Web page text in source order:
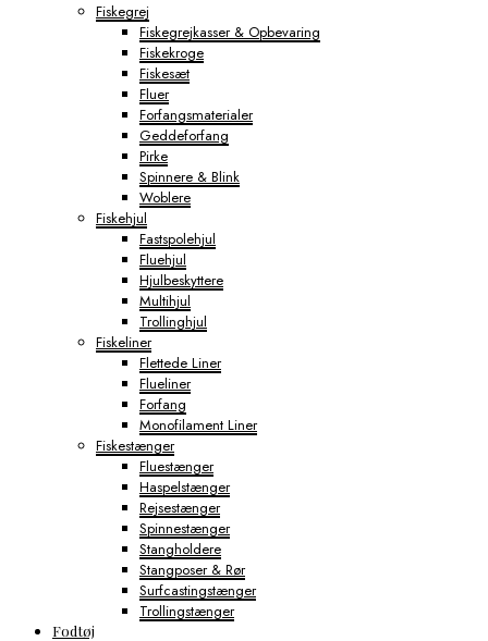
Fiskegrej
Fiskegrejkasser & Opbevaring
Fiskekroge
Fiskesæt
Fluer
Forfangsmaterialer
Geddeforfang
Pirke
Spinnere & Blink
Woblere
Fiskehjul
Fastspolehjul
Fluehjul
Hjulbeskyttere
Multihjul
Trollinghjul
Fiskeliner
Flettede Liner
Flueliner
Forfang
Monofilament Liner
Fiskestænger
Fluestænger
Haspelstænger
Rejsestænger
Spinnestænger
Stangholdere
Stangposer & Rør
Surfcastingstænger
Trollingstænger
Fodtøj